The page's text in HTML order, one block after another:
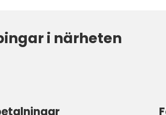
i närheten